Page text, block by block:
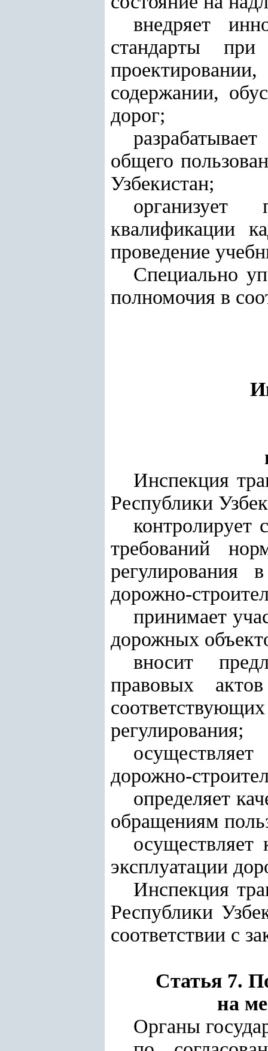
внедряет
стандарты при
содержании,
дорог;
общего
Узбекистан;
организует
квалификации
проведение
Специально
полномочия в
Инспекция
Республики
требований
регулирования
дорожно-
принимает
дорожных
вносит
правовых
регулирования;
дорожно-
определяет
обращениям
осуществляет
эксплуатации
Инспекция
Республики
соответствии с
Статья 7.
на
Органы